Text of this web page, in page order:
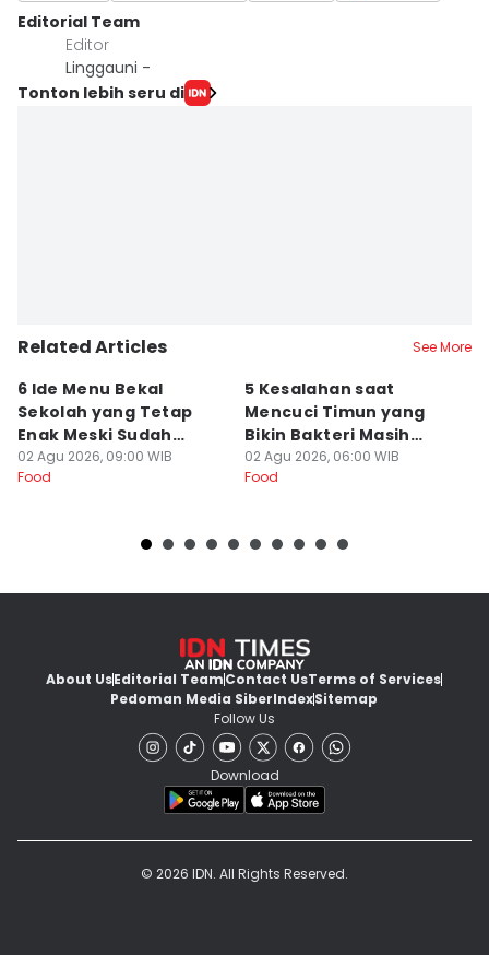
Editorial Team
Editor
Linggauni -
Tonton lebih seru di
Related Articles See More
6 Ide Menu Bekal
Sekolah yang Tetap
Enak Meski Sudah
Dingin
02 Agu 2026, 09:00 WIB
Food
5 Kesalahan saat
Mencuci Timun yang
Bikin Bakteri Masih
Nempel
02 Agu 2026, 06:00 WIB
Food
About UsEditorial TeamContact UsTerms of Services
Pedoman Media SiberIndexSitemap
Follow Us
Download
© 2026 IDN. All Rights Reserved.